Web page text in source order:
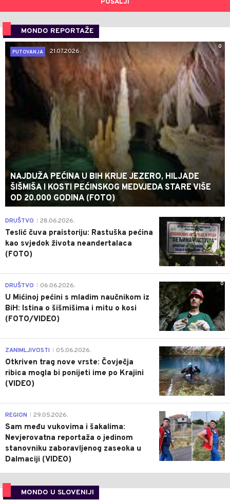
POŠALJI
MONDO REPORTAŽE
0
PUTOVANJA
21.07.2026.
NAJDUŽA PEĆINA U BIH KRIJE JEZERO, HILJADE
ŠIŠMIŠA I KOSTI PEĆINSKOG MEDVJEDA STARE VIŠE
OD 20.000 GODINA (FOTO)
0
DRUŠTVO 28.06.2026.
Teslić čuva praistoriju: Rastuška pećina
kao svjedok života neandertalaca
(FOTO)
0
DRUŠTVO 06.06.2026.
U Mićinoj pećini s mladim naučnikom iz
BiH: Istina o šišmišima i mitu o kosi
(FOTO/VIDEO)
0
ZANIMLJIVOSTI 05.06.2026.
Otkriven trag nove vrste: Čovječja
ribica mogla bi ponijeti ime po Krajini
(VIDEO)
0
REGION 29.05.2026.
Sam među vukovima i šakalima:
Nevjerovatna reportaža o jedinom
stanovniku zaboravljenog zaseoka u
Dalmaciji (VIDEO)
MONDO U SLOVENIJI